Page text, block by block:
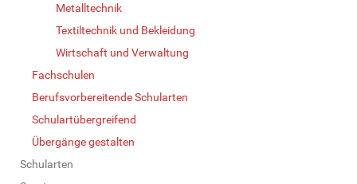
Metalltechnik
Textiltechnik und Bekleidung
Wirtschaft und Verwaltung
Fachschulen
Berufsvorbereitende Schularten
Schulartübergreifend
Übergänge gestalten
Schularten